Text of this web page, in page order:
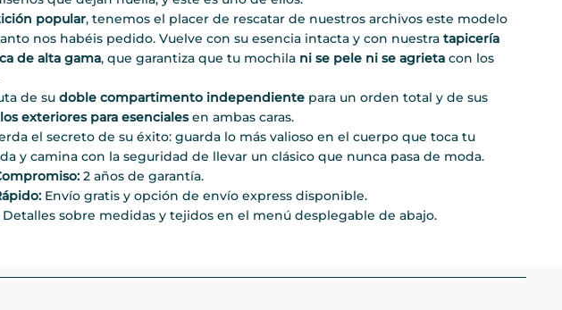
popular, tenemos el placer de rescatar de nuestros archivos este modelo
nos habéis pedido. Vuelve con su esencia intacta y con nuestra tapicería
de alta gama, que garantiza que tu mochila ni se pele ni se agrietacon los
de su doble compartimento independientepara un orden total y de sus
exteriores para esencialesen ambas caras.
el secreto de su éxito: guarda lo más valioso en el cuerpo que toca tu
y camina con la seguridad de llevar un clásico que nunca pasa de moda.
2 años de garantía.
Envío gratis y opción de envío express disponible.
sobre medidas y tejidos en el menú desplegable de abajo.